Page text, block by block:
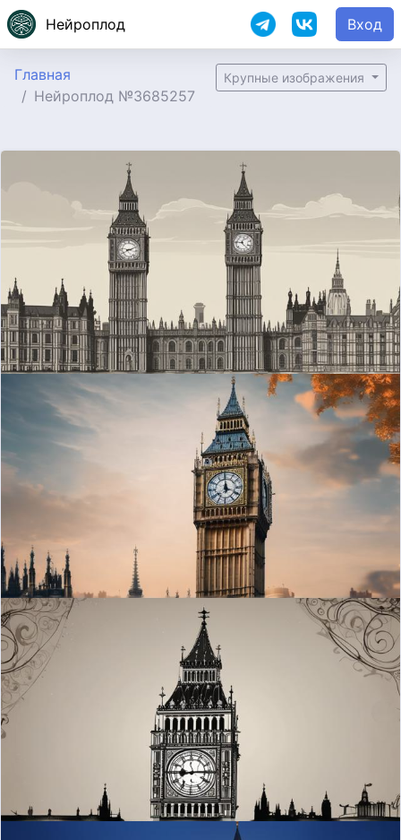
Нейроплод Вход
Главная
Нейроплод №3685257
Крупные изображения